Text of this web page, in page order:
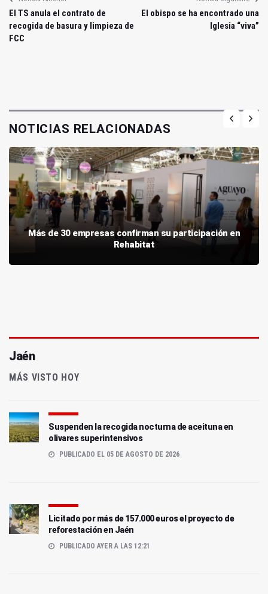
El TS anula el contrato de
recogida de basura y limpieza de
FCC
El obispo se ha encontrado una
Iglesia “viva”
NOTICIAS RELACIONADAS
Más de 30 empresas confirman su participación en
Rehabitat
Jaén
MÁS VISTO HOY
Suspenden la recogida nocturna de aceituna en
olivares superintensivos
PUBLICADO EL 05 DE AGOSTO DE 2026
Licitado por más de 157.000 euros el proyecto de
reforestación en Jaén
PUBLICADO AYER A LAS 12:21